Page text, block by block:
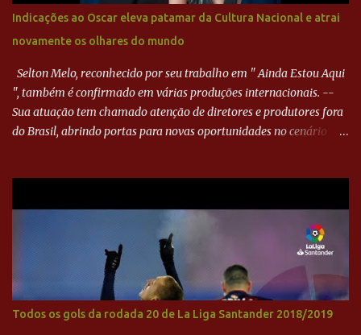
minutos depois, Wellington encheu o pé e quase surpreendeu o
goleiro rival, que novamente defendeu. No fim, Jefferson teve
outra boa chance, mas parou no goleiro. Gol para matar espera...
Indicações ao Oscar eleva patamar da Cultura Nacional e atrai
novamente os olhares do mundo
Selton Melo, reconhecido por seu trabalho em " Ainda Estou Aqui
", também é confirmado em várias produções internacionais. --
Sua atuação tem chamado atenção de diretores e produtores fora
do Brasil, abrindo portas para novas oportunidades no cenário
Todos os gols da rodada 20 de La Liga Santander 2018/2019